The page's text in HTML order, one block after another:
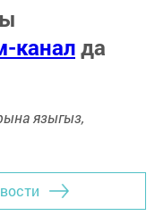
каналда
языгыз,